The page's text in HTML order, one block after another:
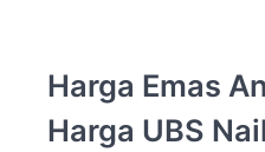
Harga Emas
Harga UBS